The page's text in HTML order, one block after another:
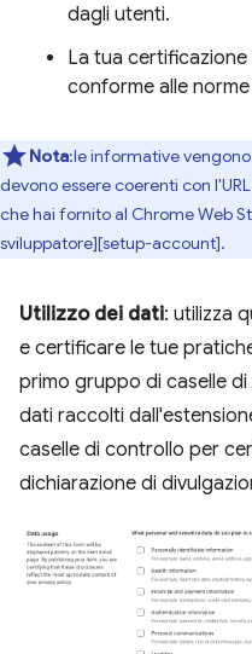
dagli utenti.
La tua
conforme alle
Nota:le informative
devono essere coerenti con
che hai fornito al Chrome Web
sviluppatore][setup-account].
Utilizzo dei dati: utilizza
e certificare le tue
primo gruppo di caselle
dati raccolti
caselle di controllo per
dichiarazione di